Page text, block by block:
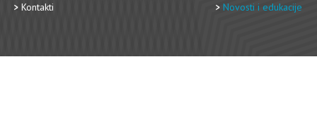
Kontakti
Novosti i edukacije